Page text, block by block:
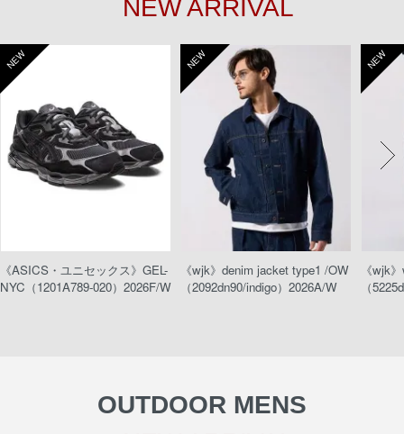
NEW ARRIVAL
NEW
《ASICS・ユニセックス》GEL-
NYC（1201A789-020）2026F/W
NEW
《wjk》denim jacket type1 /OW
（2092dn90/indigo）2026A/W
NEW
《wjk
（
OUTDOOR MENS